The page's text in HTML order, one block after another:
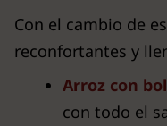
Con el cambio de
reconfortantes y
Arroz con
con todo el